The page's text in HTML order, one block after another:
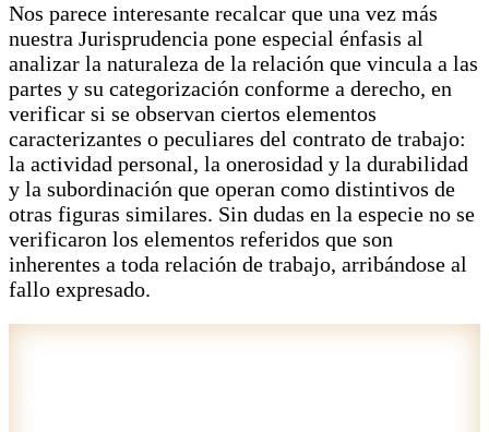
Nos parece interesante recalcar que una vez más
nuestra Jurisprudencia pone especial énfasis al
analizar la naturaleza de la relación que vincula a las
partes y su categorización conforme a derecho, en
verificar si se observan ciertos elementos
caracterizantes o peculiares del contrato de trabajo:
la actividad personal, la onerosidad y la durabilidad
y la subordinación que operan como distintivos de
otras figuras similares. Sin dudas en la especie no se
verificaron los elementos referidos que son
inherentes a toda relación de trabajo, arribándose al
fallo expresado.